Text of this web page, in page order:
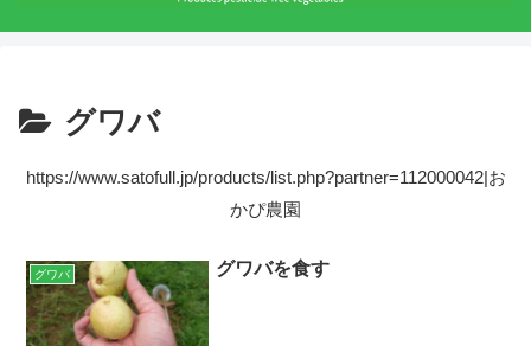
グワバ
https://www.satofull.jp/products/list.php?partner=112000042|お
かぴ農園
グワバ グワバを食す